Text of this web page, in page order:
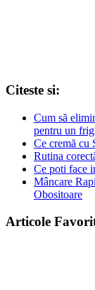
Citeste si:
Cum să
pentru un
Ce cremă cu
Rutina
Ce poti face
Mâncare
Obositoare
Articole